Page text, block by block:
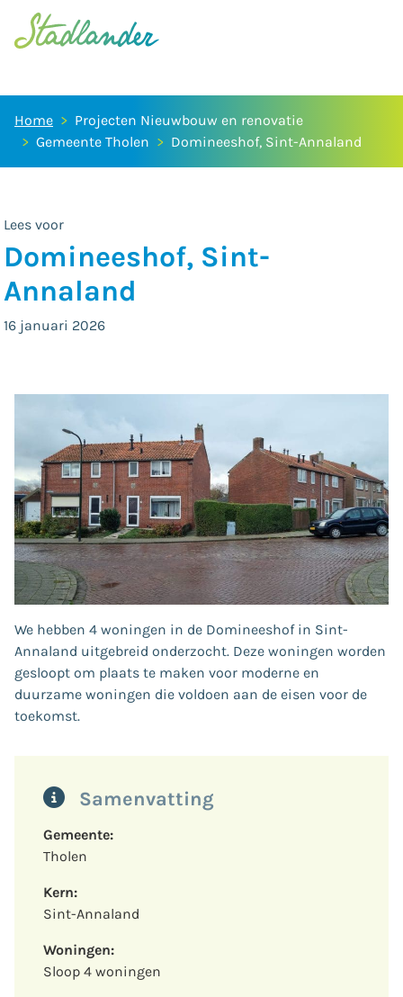
Home
Projecten Nieuwbouw en renovatie
Gemeente Tholen
Domineeshof, Sint-Annaland
Lees voor
Domineeshof, Sint-
Annaland
16 januari 2026
We hebben 4 woningen in de Domineeshof in Sint-
Annaland uitgebreid onderzocht. Deze woningen worden
gesloopt om plaats te maken voor moderne en
duurzame woningen die voldoen aan de eisen voor de
toekomst.
Samenvatting
Gemeente:
Tholen
Kern:
Sint-Annaland
Woningen:
Sloop 4 woningen